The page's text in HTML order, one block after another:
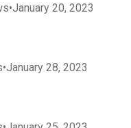
•January 20, 2023
•January 28, 2023